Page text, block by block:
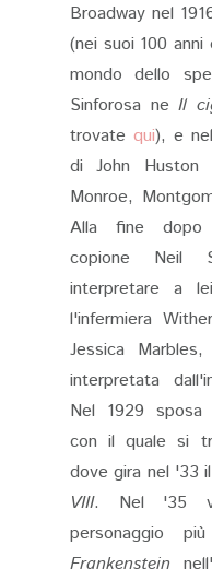
Broadway nel
(nei suoi 100
mondo dello
Sinforosa neIl
trovate qui), e
di John Huston
Monroe,
Alla fine dopo
copione Neil
interpretare a
l'infermiera
Jessica
interpretata
Nel 1929 sposa
con il quale si
dove gira nel '33
VIII. Nel '35
personaggio
Frankenstein